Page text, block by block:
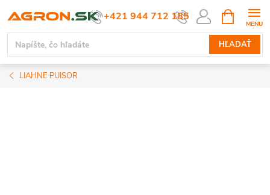
na
obsah
+421 944 712 185
HĽADAŤ
KOŠÍK
LIAHNE PUISOR